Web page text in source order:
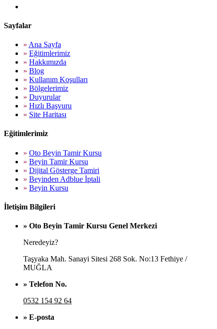
Sayfalar
» Ana Sayfa
» Eğitimlerimiz
» Hakkımızda
» Blog
» Kullanım Koşulları
» Bölgelerimiz
» Duyurular
» Hızlı Başvuru
» Site Haritası
Eğitimlerimiz
» Oto Beyin Tamir Kursu
» Beyin Tamir Kursu
» Dijital Gösterge Tamiri
» Beyinden Adblue İptali
» Beyin Kursu
İletişim Bilgileri
» Oto Beyin Tamir Kursu Genel Merkezi
Neredeyiz?
Taşyaka Mah. Sanayi Sitesi 268 Sok. No:13 Fethiye /
MUĞLA
» Telefon No.
0532 154 92 64
» E-posta